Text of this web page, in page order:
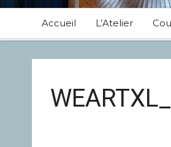
Accueil L’Atelier